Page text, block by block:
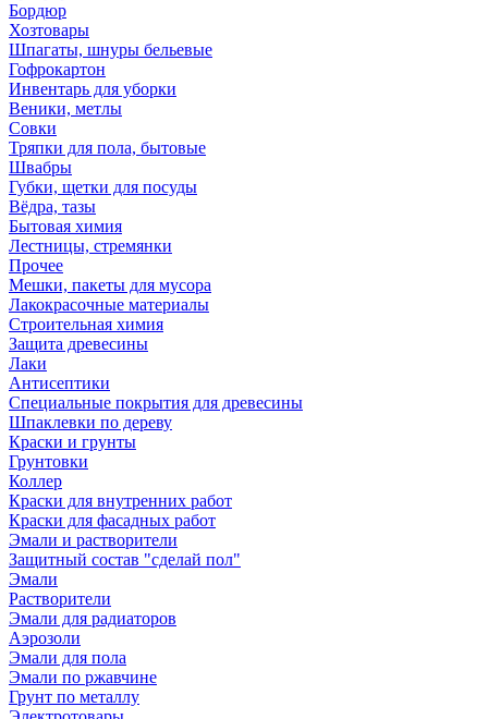
Бордюр
Хозтовары
Шпагаты, шнуры бельевые
Гофрокартон
Инвентарь для уборки
Веники, метлы
Совки
Тряпки для пола, бытовые
Швабры
Губки, щетки для посуды
Вёдра, тазы
Бытовая химия
Лестницы, стремянки
Прочее
Мешки, пакеты для мусора
Лакокрасочные материалы
Строительная химия
Защита древесины
Лаки
Антисептики
Специальные покрытия для древесины
Шпаклевки по дереву
Краски и грунты
Грунтовки
Коллер
Краски для внутренних работ
Краски для фасадных работ
Эмали и растворители
Защитный состав "сделай пол"
Эмали
Растворители
Эмали для радиаторов
Аэрозоли
Эмали для пола
Эмали по ржавчине
Грунт по металлу